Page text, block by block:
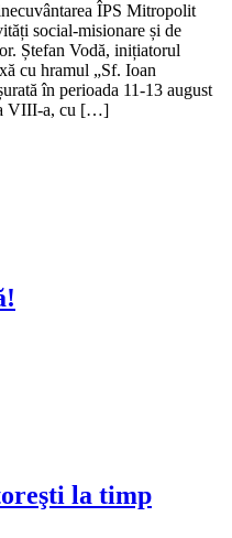
ÎPS Mitropolit
social-misionare și de
Ștefan Vodă, inițiatorul
cu hramul „Sf. Ioan
în perioada 11-13 august
a VIII-a, cu […]
la timp